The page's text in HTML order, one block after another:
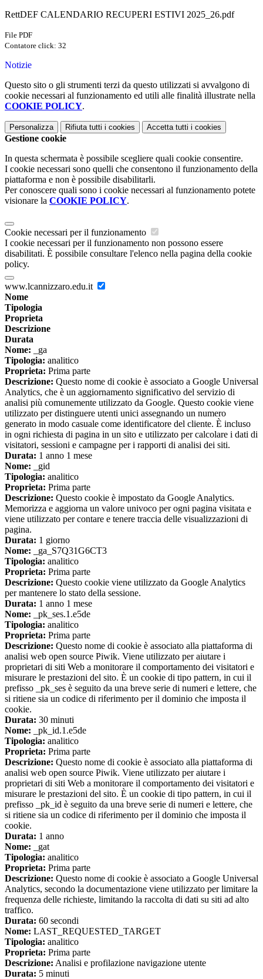
RettDEF CALENDARIO RECUPERI ESTIVI 2025_26.pdf
File PDF
Contatore click: 32
Notizie
Questo sito o gli strumenti terzi da questo utilizzati si avvalgono di
cookie necessari al funzionamento ed utili alle finalità illustrate nella
COOKIE POLICY.
Personalizza Rifiuta tutti i cookies Accetta tutti i cookies
Gestione cookie
In questa schermata è possibile scegliere quali cookie consentire.
I cookie necessari sono quelli che consentono il funzionamento della
piattaforma e non è possibile disabilitarli.
Per conoscere quali sono i cookie necessari al funzionamento potete
visionare la COOKIE POLICY.
Cookie necessari per il funzionamento
I cookie necessari per il funzionamento non possono essere
disabilitati. È possibile consultare l'elenco nella pagina della cookie
policy.
www.lcannizzaro.edu.it
Nome
Tipologia
Proprieta
Descrizione
Durata
Nome: _ga
Tipologia: analitico
Proprieta: Prima parte
Descrizione: Questo nome di cookie è associato a Google Universal
Analytics, che è un aggiornamento significativo del servizio di
analisi più comunemente utilizzato da Google. Questo cookie viene
utilizzato per distinguere utenti unici assegnando un numero
generato in modo casuale come identificatore del cliente. È incluso
in ogni richiesta di pagina in un sito e utilizzato per calcolare i dati di
visitatori, sessioni e campagne per i rapporti di analisi dei siti.
Durata: 1 anno 1 mese
Nome: _gid
Tipologia: analitico
Proprieta: Prima parte
Descrizione: Questo cookie è impostato da Google Analytics.
Memorizza e aggiorna un valore univoco per ogni pagina visitata e
viene utilizzato per contare e tenere traccia delle visualizzazioni di
pagina.
Durata: 1 giorno
Nome: _ga_S7Q31G6CT3
Tipologia: analitico
Proprieta: Prima parte
Descrizione: Questo cookie viene utilizzato da Google Analytics
per mantenere lo stato della sessione.
Durata: 1 anno 1 mese
Nome: _pk_ses.1.e5de
Tipologia: analitico
Proprieta: Prima parte
Descrizione: Questo nome di cookie è associato alla piattaforma di
analisi web open source Piwik. Viene utilizzato per aiutare i
proprietari di siti Web a monitorare il comportamento dei visitatori e
misurare le prestazioni del sito. È un cookie di tipo pattern, in cui il
prefisso _pk_ses è seguito da una breve serie di numeri e lettere, che
si ritiene sia un codice di riferimento per il dominio che imposta il
cookie.
Durata: 30 minuti
Nome: _pk_id.1.e5de
Tipologia: analitico
Proprieta: Prima parte
Descrizione: Questo nome di cookie è associato alla piattaforma di
analisi web open source Piwik. Viene utilizzato per aiutare i
proprietari di siti Web a monitorare il comportamento dei visitatori e
misurare le prestazioni del sito. È un cookie di tipo pattern, in cui il
prefisso _pk_id è seguito da una breve serie di numeri e lettere, che
si ritiene sia un codice di riferimento per il dominio che imposta il
cookie.
Durata: 1 anno
Nome: _gat
Tipologia: analitico
Proprieta: Prima parte
Descrizione: Questo nome di cookie è associato a Google Universal
Analytics, secondo la documentazione viene utilizzato per limitare la
frequenza delle richieste, limitando la raccolta di dati su siti ad alto
traffico.
Durata: 60 secondi
Nome: LAST_REQUESTED_TARGET
Tipologia: analitico
Proprieta: Prima parte
Descrizione: Analisi e profilazione navigazione utente
Durata: 5 minuti